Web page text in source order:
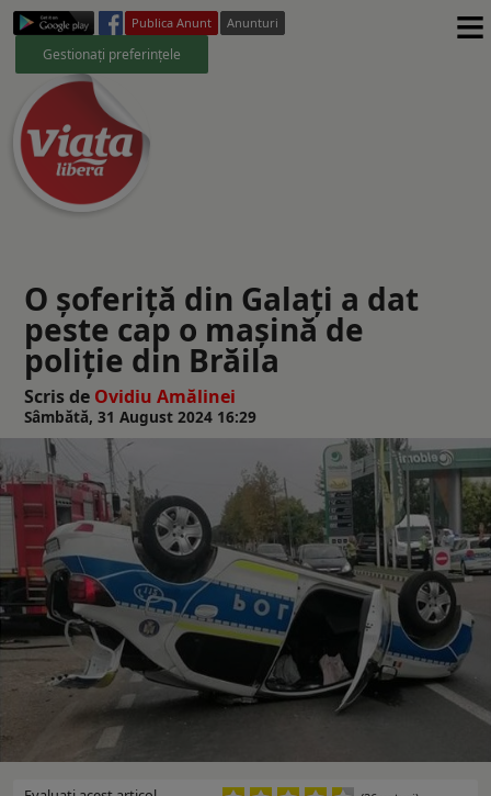
Publica Anunt Anunturi
Gestionați preferințele ≡
O șoferiță din Galați a dat
peste cap o mașină de
poliție din Brăila
Scris de Ovidiu Amălinei
Sâmbătă, 31 August 2024 16:29